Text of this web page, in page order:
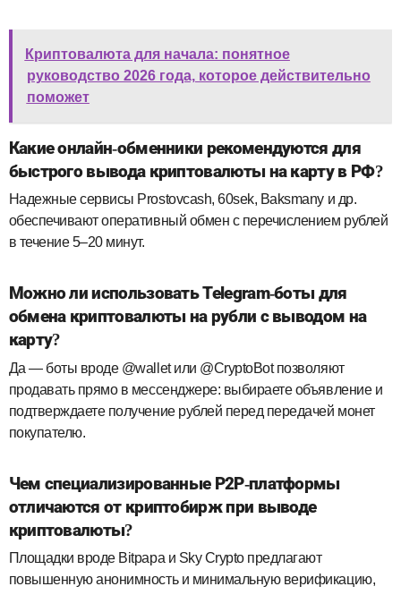
Криптовалюта для начала: понятное
руководство 2026 года, которое действительно
поможет
Какие онлайн‑обменники рекомендуются для
быстрого вывода криптовалюты на карту в РФ?
Надежные сервисы Prostovcash, 60sek, Baksmany и др.
обеспечивают оперативный обмен с перечислением рублей
в течение 5–20 минут.
Можно ли использовать Telegram‑боты для
обмена криптовалюты на рубли с выводом на
карту?
Да — боты вроде @wallet или @CryptoBot позволяют
продавать прямо в мессенджере: выбираете объявление и
подтверждаете получение рублей перед передачей монет
покупателю.
Чем специализированные P2P‑платформы
отличаются от криптобирж при выводе
криптовалюты?
Площадки вроде Bitpapa и Sky Crypto предлагают
повышенную анонимность и минимальную верификацию,